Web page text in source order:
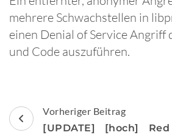
mehrere Schwachstellen in
einen Denial of Service Angriff
und Code auszuführen.
Beitragsnavigation
Vorheriger Beitrag
[UPDATE] [hoch]